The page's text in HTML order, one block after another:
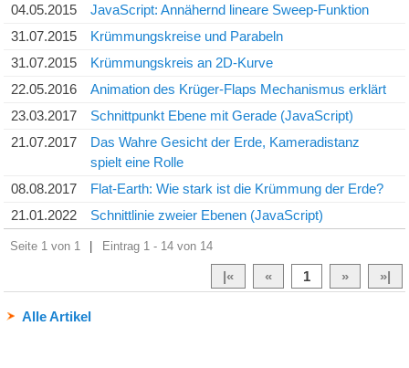
04.05.2015 JavaScript: Annähernd lineare Sweep-Funktion
31.07.2015
Krümmungskreise und Parabeln
31.07.2015
Krümmungskreis an 2D-Kurve
22.05.2016
Animation des Krüger-Flaps Mechanismus erklärt
23.03.2017
Schnittpunkt Ebene mit Gerade (JavaScript)
21.07.2017
Das Wahre Gesicht der Erde, Kameradistanz
spielt eine Rolle
08.08.2017 Flat-Earth: Wie stark ist die Krümmung der Erde?
21.01.2022
Schnittlinie zweier Ebenen (JavaScript)
Seite 1 von 1 Eintrag 1 - 14 von 14
|« « 1 » »|
Alle Artikel